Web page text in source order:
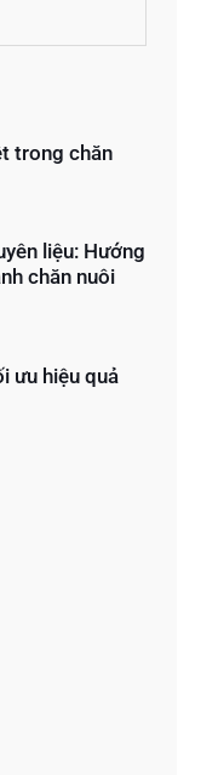
trong chăn
liệu: Hướng
chăn nuôi
ưu hiệu quả